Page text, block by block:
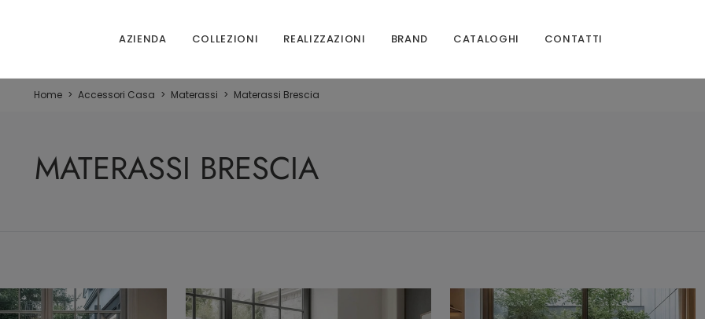
AZIENDA COLLEZIONI REALIZZAZIONI BRAND CATALOGHI CONTATTI
Home > Accessori Casa > Materassi > Materassi Brescia
MATERASSI BRESCIA